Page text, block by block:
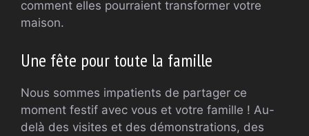
comment elles pourraient transformer votre
maison.
Une fête pour toute la famille
Nous sommes impatients de partager ce
moment festif avec vous et votre famille ! Au-
delà des visites et des démonstrations, des